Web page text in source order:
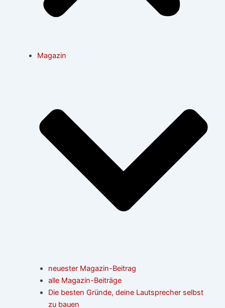
Magazin
neuester Magazin-Beitrag
alle Magazin-Beiträge
Die besten Gründe, deine Lautsprecher selbst
zu bauen